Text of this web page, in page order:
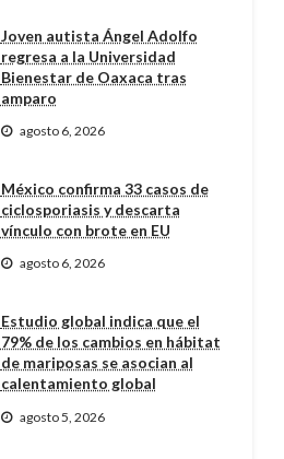
Joven autista Ángel Adolfo
regresa a la Universidad
Bienestar de Oaxaca tras
amparo
agosto 6, 2026
México confirma 33 casos de
ciclosporiasis y descarta
vínculo con brote en EU
agosto 6, 2026
Estudio global indica que el
79% de los cambios en hábitat
de mariposas se asocian al
calentamiento global
agosto 5, 2026